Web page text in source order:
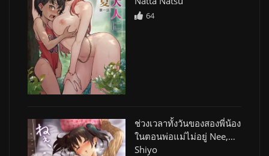
64
ช่วงเวลาทั้งวันของสองพี่น้อง
ในตอนพ่อแม่ไม่อยู่ Nee,…
Shiyo